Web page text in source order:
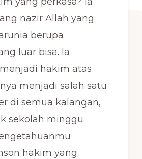
nazir Allah yang
berupa
luar bisa. Ia
hakim atas
menjadi salah satu
di semua kalangan,
sekolah minggu.
hakim yang